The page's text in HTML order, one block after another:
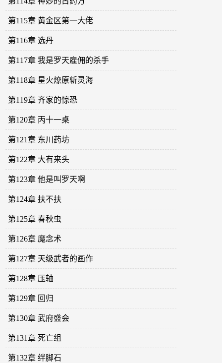
第115章 黄金区第一大佬
第116章 选丹
第117章 我是罗天雇佣的杀手
第118章 星火燎原斩灵海
第119章 齐家的惊恐
第120章 丙十一桌
第121章 东川药坊
第122章 大有来头
第123章 他是叫罗天啊
第124章 扶不扶
第125章 春秋虫
第126章 魔念术
第127章 天级武者的画作
第128章 压轴
第129章 回归
第130章 武府盛会
第131章 死亡组
第132章 绊脚石